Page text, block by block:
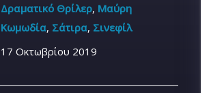
Δραματικό Θρίλερ, Μαύρη
Κωμωδία, Σάτιρα, Σινεφίλ
17 Οκτωβρίου 2019